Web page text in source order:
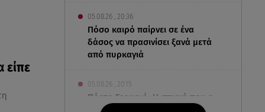
είπε
05.08.26 , 20:36
Πόσο καιρό παίρνει σε ένα
δάσος να πρασινίσει ξανά μετά
από πυρκαγιά
05.08.26 , 20:15
Πόρτο Γερμενό: Η στιγμή που η
φωτιά φτάνει στον οικισμό και